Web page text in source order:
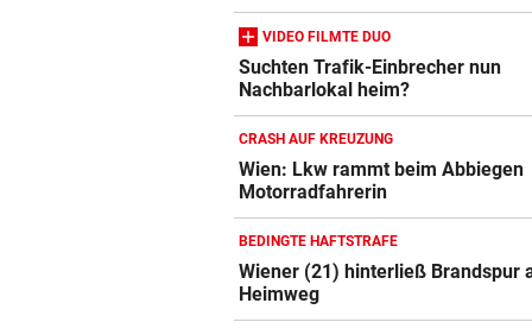
VIDEO FILMTE DUO
Suchten Trafik-Einbrecher nun
Nachbarlokal heim?
CRASH AUF KREUZUNG
Wien: Lkw rammt beim Abbiegen
Motorradfahrerin
BEDINGTE HAFTSTRAFE
Wiener (21) hinterließ Brandspur
Heimweg